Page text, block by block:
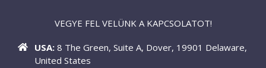
VEGYE FEL VELÜNK A KAPCSOLATOT!
USA: 8 The Green, Suite A, Dover, 19901 Delaware,
United States